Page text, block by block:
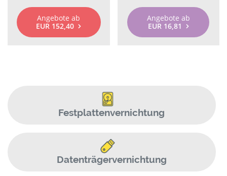
Angebote ab
EUR 152,40
Angebote ab
EUR 16,81
Festplattenvernichtung
Datenträgervernichtung